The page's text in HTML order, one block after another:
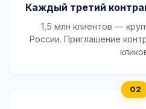
Каждый третий
1,5 млн клиентов —
России. Приглашение